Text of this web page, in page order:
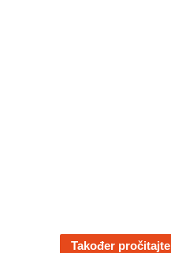
Također pročitajte